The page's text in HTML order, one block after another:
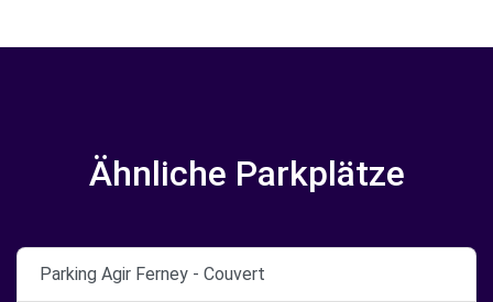
Ähnliche Parkplätze
Parking Agir Ferney - Couvert